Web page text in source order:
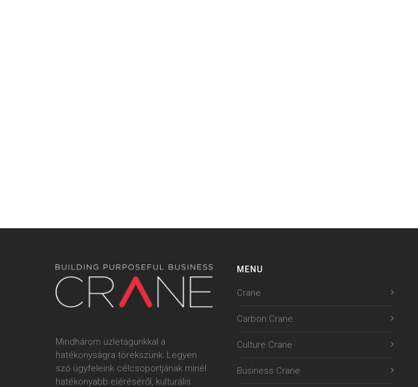
Mindhárom üzletágunkkal a
hatékonyságra törekszünk: Legyen
szó ügyfeleink célcsoportjának minél
hatékonyabb eléréséről, kulturális
MENU
Crane
Carbon.Crane
Culture.Crane
Business.Crane